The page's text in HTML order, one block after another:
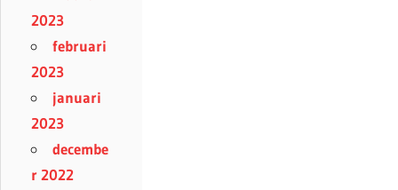
2023
februari
2023
januari
2023
decembe
r 2022